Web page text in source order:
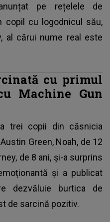
pe rețelele de
copil cu logodnicul său,
al cărui nume real este
cu primul
Machine Gun
trei copii din căsnicia
Green, Noah, de 12
de 8 ani, și-a surprins
și a publicat
dezvăluie burtica de
de sarcină pozitiv.